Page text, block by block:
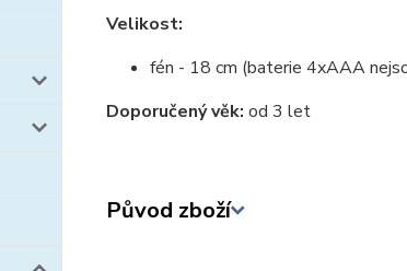
Velikost:
fén - 18 cm (baterie 4xAAA
Doporučený věk: od 3 let
Původ zboží